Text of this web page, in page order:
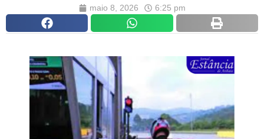
maio 8, 2026
6:25 pm